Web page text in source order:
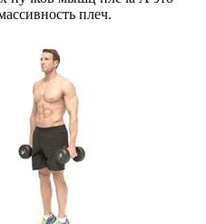
плеч.